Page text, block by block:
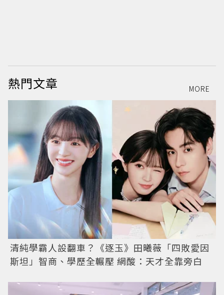
熱門文章 MORE
清純學霸人設翻車？《逐玉》田曦薇「四敗愛因
斯坦」智商、學歷全輾壓 網酸：天才全靠旁白